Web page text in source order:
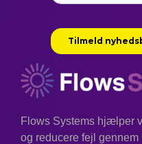
Flows Systems hjælper
og reducere fejl